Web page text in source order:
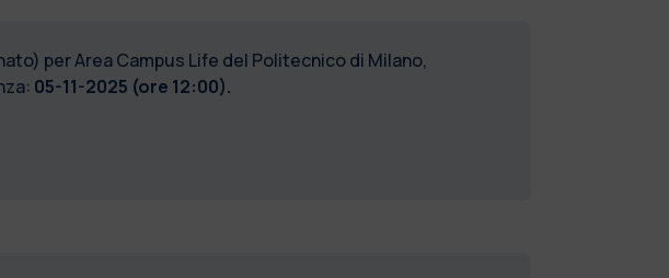
per Area Campus Life del Politecnico di Milano,
05-11-2025 (ore 12:00).